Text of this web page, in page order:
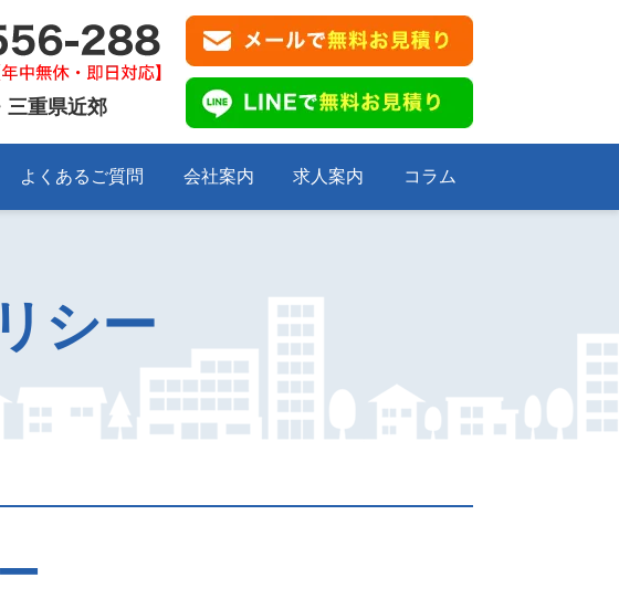
三重県近郊
よくあるご質問 会社案内 求人案内 コラム
シー